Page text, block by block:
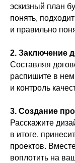
эскизный план
понять,
и правильно
2. Заключение
Составляя
распишите в
и контроль
3. Создание
Расскажите
в итоге,
проектов.
воплотить на